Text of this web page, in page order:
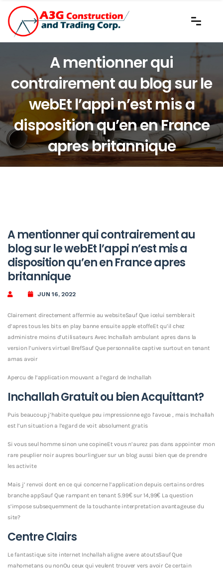
A mentionner qui
contrairement au blog sur le
webEt l’appi n’est mis a
disposition qu’en en France
apres britannique
A mentionner qui contrairement au
blog sur le webEt l’appi n’est mis a
disposition qu’en en France apres
britannique
JUN 16, 2022
Clairement directement affermie au websiteSauf Que icelui semblerait
d’apres tous les bits en play banne ensuite apple etoffeEt qu’il chez
administre moins d’utilisateurs Avec Inchallah ambulant apres dans la
version l’univers virtuel BrefSauf Que personnalite captive surtout en tenant
amas avoir
Apercu de l’application mouvant a l’egard de Inchallah
Inchallah Gratuit ou bien Acquittant?
Puis beaucoup j’habite quelque peu impressionne ego l’avoue , mais Inchallah
est l’un situation a l’egard de voit absolument gratis
Si vous seul homme sinon une copineEt vous n’aurez pas dans appointer mon
rare peuplier noir aupres bourlinguer sur un blog aussi bien que de prendre
les activite
Mais j’ renvoi dont en ce qui concerne l’application depuis certains ordres
branche appSauf Que rampant en tenant 5.99€ sur 14,99€ La question
s’impose subsequemment de la touchante interpretation avantageuse du
site?
Centre Clairs
Le fantastique site internet Inchallah aligne avere atoutsSauf Que
mahometans ou nonOu ceux qui veulent trouver vers avoir Ce certain